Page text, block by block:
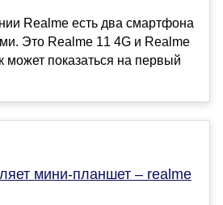
Realme есть два смартфона
Это Realme 11 4G и Realme
может показаться на первый
мини-планшет – realme